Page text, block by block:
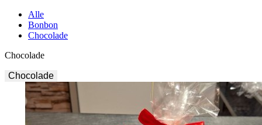
Alle
Bonbon
Chocolade
Chocolade
Chocolade